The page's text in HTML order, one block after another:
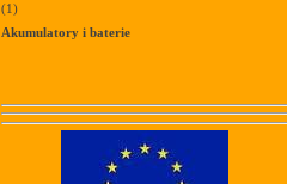
(1)
Akumulatory i baterie